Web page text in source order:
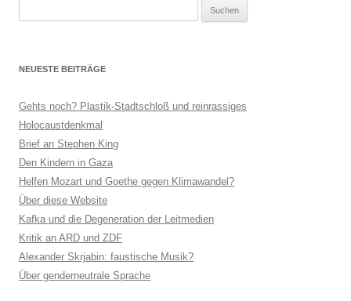
NEUESTE BEITRÄGE
Gehts noch? Plastik-Stadtschloß und reinrassiges
Holocaustdenkmal
Brief an Stephen King
Den Kindern in Gaza
Helfen Mozart und Goethe gegen Klimawandel?
Über diese Website
Kafka und die Degeneration der Leitmedien
Kritik an ARD und ZDF
Alexander Skrjabin: faustische Musik?
Über genderneutrale Sprache